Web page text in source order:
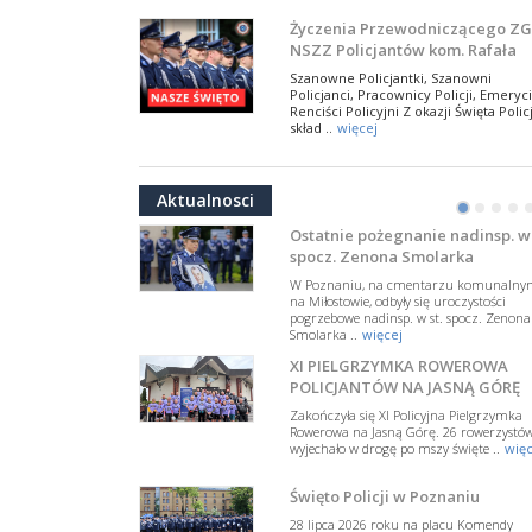
Życzenia Przewodniczącego ZG
NSZZ Policjantów kom. Rafała
Jankowskiego z okazji Święta
Policji 2026
Szanowne Policjantki, Szanowni
Policjanci, Pracownicy Policji,
Renciści Policyjni Z okazji Święta
skład .. więcej
NSZZ Policjantów: Policja nie
W przestrzeni publicznej po raz
pojawiły się wypowiedzi, które
w funkcjonariuszki i funkcjonariuszy
Policj .. więcej
Dodatkowe zarobkowanie
policjantów. NSZZP: obecne
rozwiązania wymagają zmian
zmiany przepisów regulujących
podejmowanie przez policjantów
dodatkowej pracy zarobkowe ..
więcej
Krok 1. Umorzenie. Krok 2.
z hejtem
Postępowanie dotyczące interwencji
Policji w miejscu zamieszkania red.
Tomasza Sakiewicza zostało
Aktualnosci
•• • •
NSZZ Policjantów
Na zaproszenie Zarządu Głównego NSZZ
Policjantów w Polsce gościł Rafael
Departamentu Policji w Nowym Jorku, o
.. więcej
PAMIĘTAMY I ODDAJMY HOŁD
SIERŻ. MARKOWI SIENICKIEMU
poświęconą starszemu sierżantowi Mar
Ostatnie pożegnanie nadinsp. w
spocz. Zenona Smolarka
W Poznaniu, na cmentarzu
na Miłostowie, odbyły się uroczystości
pogrzebowe nadinsp. w st. spocz. Zenona
Smolarka .. więcej
XI PIELGRZYMKA ROWEROWA
POLICJANTÓW NA JASNĄ GÓRĘ
Zakończyła się XI Policyjna Pielgrzymka
Rowerowa na Jasną Górę. 26
wyjechało w drogę po mszy święte ..
Święto Policji w Poznaniu
28 lipca 2026 roku na placu Komendy